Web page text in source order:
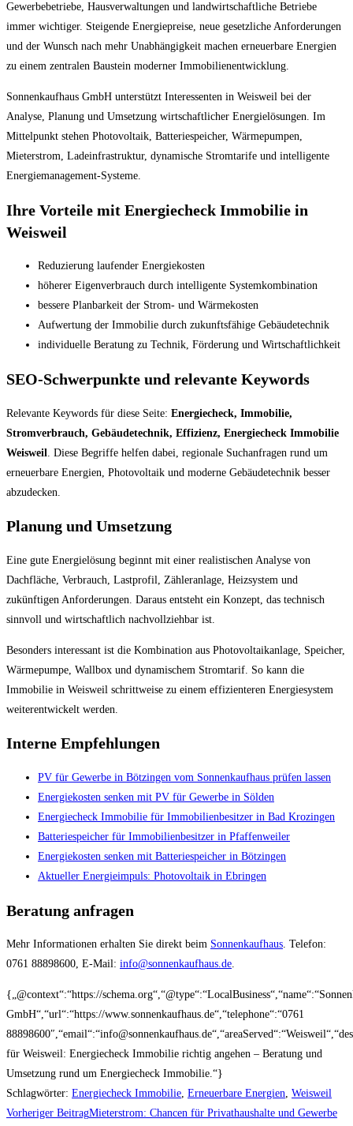
Gewerbebetriebe, Hausverwaltungen und landwirtschaftliche Betriebe
immer wichtiger. Steigende Energiepreise, neue gesetzliche Anforderungen
und der Wunsch nach mehr Unabhängigkeit machen erneuerbare Energien
zu einem zentralen Baustein moderner Immobilienentwicklung.
Sonnenkaufhaus GmbH unterstützt Interessenten in Weisweil bei der
Analyse, Planung und Umsetzung wirtschaftlicher Energielösungen. Im
Mittelpunkt stehen Photovoltaik, Batteriespeicher, Wärmepumpen,
Mieterstrom, Ladeinfrastruktur, dynamische Stromtarife und intelligente
Energiemanagement-Systeme.
Ihre Vorteile mit Energiecheck Immobilie in
Weisweil
Reduzierung laufender Energiekosten
höherer Eigenverbrauch durch intelligente Systemkombination
bessere Planbarkeit der Strom- und Wärmekosten
Aufwertung der Immobilie durch zukunftsfähige Gebäudetechnik
individuelle Beratung zu Technik, Förderung und Wirtschaftlichkeit
SEO-Schwerpunkte und relevante Keywords
Relevante Keywords für diese Seite: Energiecheck, Immobilie,
Stromverbrauch, Gebäudetechnik, Effizienz, Energiecheck Immobilie
Weisweil . Diese Begriffe helfen dabei, regionale Suchanfragen rund um
erneuerbare Energien, Photovoltaik und moderne Gebäudetechnik besser
abzudecken.
Planung und Umsetzung
Eine gute Energielösung beginnt mit einer realistischen Analyse von
Dachfläche, Verbrauch, Lastprofil, Zähleranlage, Heizsystem und
zukünftigen Anforderungen. Daraus entsteht ein Konzept, das technisch
sinnvoll und wirtschaftlich nachvollziehbar ist.
Besonders interessant ist die Kombination aus Photovoltaikanlage, Speicher,
Wärmepumpe, Wallbox und dynamischem Stromtarif. So kann die
Immobilie in Weisweil schrittweise zu einem effizienteren Energiesystem
weiterentwickelt werden.
Interne Empfehlungen
PV für Gewerbe in Bötzingen vom Sonnenkaufhaus prüfen lassen
Energiekosten senken mit PV für Gewerbe in Sölden
Energiecheck Immobilie für Immobilienbesitzer in Bad Krozingen
Batteriespeicher für Immobilienbesitzer in Pfaffenweiler
Energiekosten senken mit Batteriespeicher in Bötzingen
Aktueller Energieimpuls: Photovoltaik in Ebringen
Beratung anfragen
Mehr Informationen erhalten Sie direkt beim Sonnenkaufhaus. Telefon:
0761 88898600, E-Mail: info@sonnenkaufhaus.de.
{„@context“:“https://
GmbH“,“url“:“https://www.sonnenkaufhaus.de“,“telephone“:“0761
für Weisweil: Energiecheck Immobilie richtig angehen – Beratung und
Umsetzung rund um Energiecheck Immobilie.“}
Schlagwörter: Energiecheck Immobilie, Erneuerbare Energien, Weisweil
Weitere
Vorheriger BeitragMieterstrom: Chancen für Privathaushalte und Gewerbe